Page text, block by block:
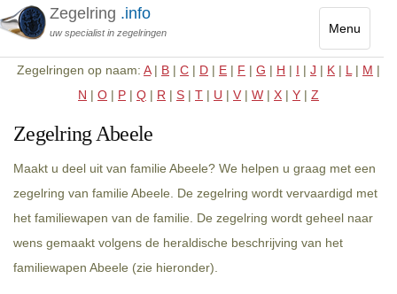
Menu
Toggle
Zegelring .info
uw specialist in zegelringen
Zegelringen op naam: A| B | C | D | E | F | G | H | I | J | K | L | M |
N | O | P | Q | R | S | T | U | V | W | X | Y | Z
Zegelring Abeele
Maakt u deel uit van familie Abeele? We helpen u graag met een
zegelring van familie Abeele. De zegelring wordt vervaardigd met
het familiewapen van de familie. De zegelring wordt geheel naar
wens gemaakt volgens de heraldische beschrijving van het
familiewapen Abeele (zie hieronder).